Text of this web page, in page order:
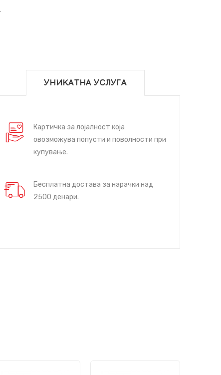
УНИКАТНА УСЛУГА
Картичка за лојалност која
овозможува попусти и поволности при
купување.
Бесплатна достава за нарачки над
2500 денари.